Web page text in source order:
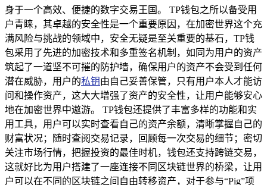
身于一个高效、便捷的数字交易王国。 TP钱包之所以备受用
户青睐，其卓越的安全性是一个重要原因，在加密世界这个充
满风险与挑战的领域中，安全无疑是至关重要的基石，TP钱
包采用了先进的加密技术和多重签名机制，如同为用户的资产
筑起了一道坚不可摧的防护墙，确保用户的资产不会受到任何
潜在威胁，用户的私钥由自己妥善保管，只有用户本人才能访
问和操作资产，这大大增强了资产的安全性，让用户能够安心
地在加密世界中遨游。 TP钱包还提供了丰富多样的功能和实
用工具，用户可以实时查看自己的资产余额，清晰掌握自己的
财富状况；随时查阅交易记录，回顾每一次交易的细节；密切
关注市场行情，把握投资的最佳时机，钱包还支持跨链交易，
这就好比为用户搭建了一座连接不同区块链世界的桥梁，让用
户可以在不同的区块链之间自由转移资产，对于参与“Pig”项